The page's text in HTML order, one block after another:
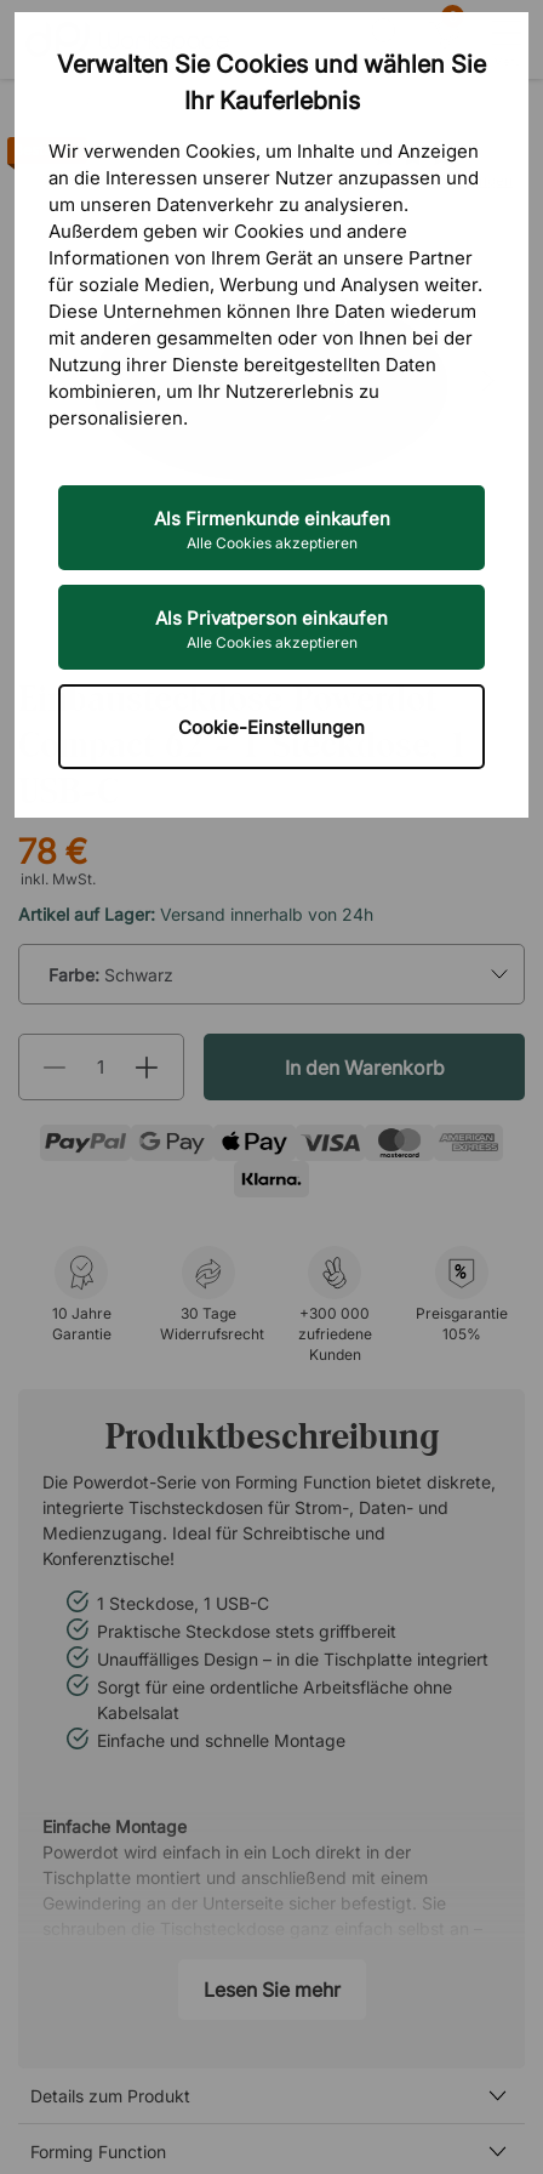
Verwalten Sie Cookies und wählen Sie
Ihr Kauferlebnis
Wir verwenden Cookies, um Inhalte und Anzeigen
an die Interessen unserer Nutzer anzupassen und
um unseren Datenverkehr zu analysieren.
Außerdem geben wir Cookies und andere
Informationen von Ihrem Gerät an unsere Partner
für soziale Medien, Werbung und Analysen weiter.
Diese Unternehmen können Ihre Daten wiederum
mit anderen gesammelten oder von Ihnen bei der
Nutzung ihrer Dienste bereitgestellten Daten
kombinieren, um Ihr Nutzererlebnis zu
personalisieren.
Als Firmenkunde einkaufen
Alle Cookies akzeptieren
Als Privatperson einkaufen
Alle Cookies akzeptieren
Cookie-Einstellungen
Suche
0
Warenkorb
Steckdosen für Schreibtische
1 Bewertungen
Bestseller
Einbausteckdose Powerdot
Compact 62 - 1 Steckdose, 1
78 €
inkl. MwSt.
Artikel auf Lager: Versand innerhalb von 24h
Farbe: Schwarz
In den Warenkorb
10 Jahre
Garantie
30 Tage
Widerrufsrecht
+300 000
zufriedene
Kunden
%
Preisgarantie
105%
Produktbeschreibung
Die Powerdot-Serie von Forming Function bietet diskrete,
integrierte Tischsteckdosen für Strom-, Daten- und
Medienzugang. Ideal für Schreibtische und
Konferenztische!
1 Steckdose, 1 USB-C
Praktische Steckdose stets griffbereit
Unauffälliges Design – in die Tischplatte integriert
Sorgt für eine ordentliche Arbeitsfläche ohne
Kabelsalat
Einfache und schnelle Montage
Einfache Montage
Powerdot wird einfach in ein Loch direkt in der
Tischplatte montiert und anschließend mit einem
Gewindering an der Unterseite sicher befestigt. Sie
Intelligente Tischsteckdosen für einen modernen
praktische Serie von Tischsteckdosen, die Ihnen
genau dort, wo Sie ihn benötigen. Das dezente Design
Lesen Sie mehr
Details zum Produkt
Forming Function